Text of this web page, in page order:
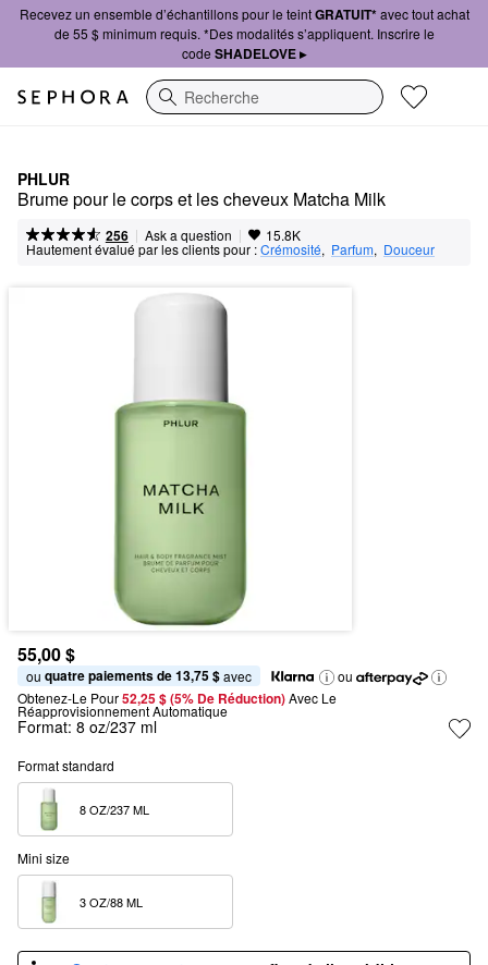
Recevez un ensemble d’échantillons pour le teintGRATUIT*avec tout achat
de 55 $ minimum requis. *Des modalités s’appliquent. Inscrire le
code SHADELOVE ▸
Recherche
PHLUR
Brume pour le corps et les cheveux Matcha Milk
256 | Ask a question | 15.8K
Hautement évalué par les clients pour :Crémosité, Parfum, Douceur
55,00 $
ou quatre paiements de 13,75 $ avec
ou
Obtenez-Le Pour52,25 $ (5% De Réduction) Avec Le
Réapprovisionnement Automatique
Format: 8 oz/237 ml
Format standard
Mini size